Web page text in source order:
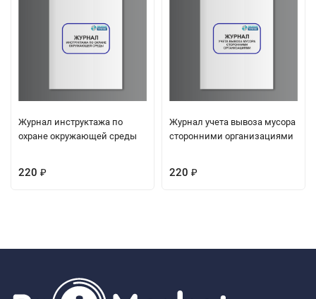
Журнал инструктажа по
охране окружающей среды
220 ₽
Журнал учета вывоза мусора
сторонними организациями
220 ₽